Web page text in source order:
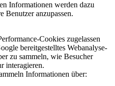
Informationen werden dazu
Benutzer anzupassen.
Cookies zugelassen
bereitgestelltes Webanalyse-
zu sammeln, wie Besucher
interagieren.
Informationen über: